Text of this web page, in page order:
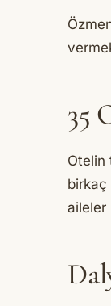
35
Otelin
birkaç
aileler